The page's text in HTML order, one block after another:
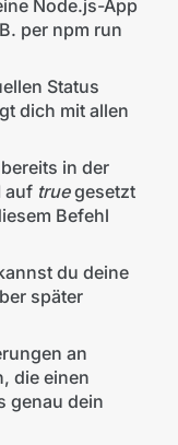
Node.js-App
per npm run
Status
dich mit allen
in der
auf truegesetzt
Befehl
du deine
später
an
die einen
genau dein